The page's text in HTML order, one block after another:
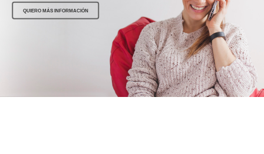
QUIERO MÁS INFORMACIÓN